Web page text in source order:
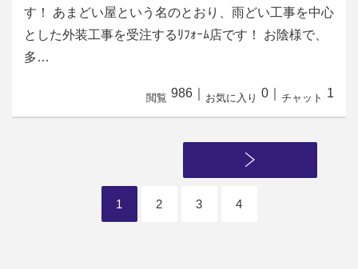
す！ あまどい屋という名のとおり、雨どい工事を中心
とした外装工事を受注するﾘﾌｫｰﾑ店です！ お陰様で、
多…
閲覧 986 お気に入り 0 チャット 1
1 2 3 4